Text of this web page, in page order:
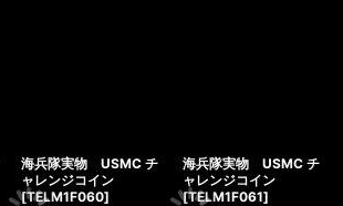
海兵隊実物 USMC チ
ャレンジコイン
[TELM1F060]
海兵隊実物 USMC チ
ャレンジコイン
[TELM1F061]